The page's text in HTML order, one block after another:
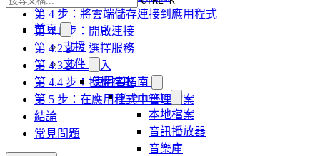
首頁
支援
文件
使用者指南
Evermusic
本地檔案
音訊播放器
音樂庫
第 4 步：將雲端儲存連接到應用程式
第 4.1 步：開啟連接
第 4.2 步：選擇服務
第 4.3 步：登入
第 4.4 步：授權存取
第 5 步：在應用程式中管理檔案
結論
常見問題